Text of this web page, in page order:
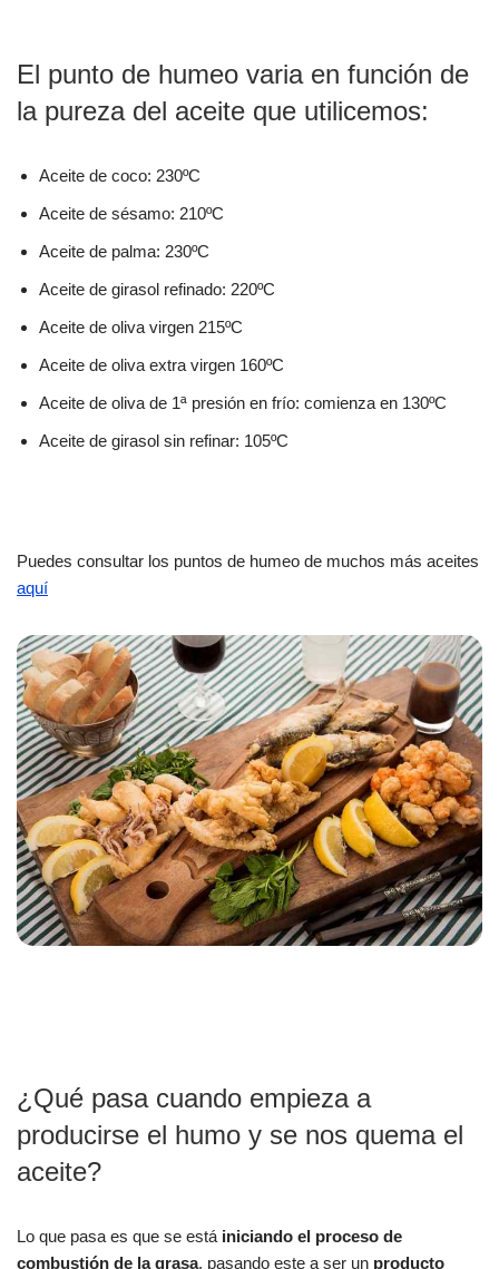
El punto de humeo varia en función de
la pureza del aceite que utilicemos:
Aceite de coco: 230ºC
Aceite de sésamo: 210ºC
Aceite de palma: 230ºC
Aceite de girasol refinado: 220ºC
Aceite de oliva virgen 215ºC
Aceite de oliva extra virgen 160ºC
Aceite de oliva de 1ª presión en frío: comienza en 130ºC
Aceite de girasol sin refinar: 105ºC
Puedes consultar los puntos de humeo de muchos más aceites
aquí
¿Qué pasa cuando empieza a
producirse el humo y se nos quema el
aceite?
Lo que pasa es que se está iniciando el proceso de
combustión de la grasa, pasando este a ser un producto